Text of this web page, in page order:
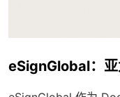
eSignGlobal：